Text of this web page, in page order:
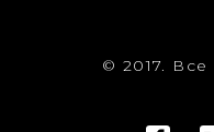
© 2017.